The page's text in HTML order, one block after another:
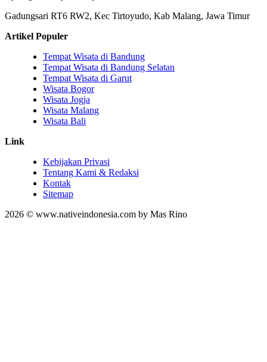
Gadungsari RT6 RW2, Kec Tirtoyudo, Kab Malang, Jawa Timur
Artikel Populer
Tempat Wisata di Bandung
Tempat Wisata di Bandung Selatan
Tempat Wisata di Garut
Wisata Bogor
Wisata Jogja
Wisata Malang
Wisata Bali
Link
Kebijakan Privasi
Tentang Kami & Redaksi
Kontak
Sitemap
2026 © www.nativeindonesia.com by Mas Rino